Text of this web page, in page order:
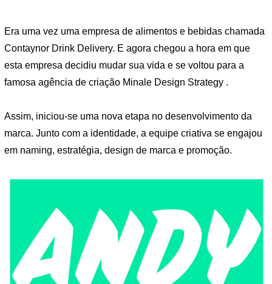
Era uma vez uma empresa de alimentos e bebidas chamada
Contaynor Drink Delivery. E agora chegou a hora em que
esta empresa decidiu mudar sua vida e se voltou para a
famosa agência de criação Minale Design Strategy .
Assim, iniciou-se uma nova etapa no desenvolvimento da
marca. Junto com a identidade, a equipe criativa se engajou
em naming, estratégia, design de marca e promoção.